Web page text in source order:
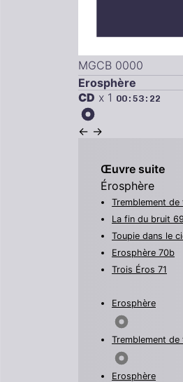
MGCB 0000
Erosphère
CD x 1 00:53:22
← →
Œuvre suite
Érosphère
Tremblement
La fin du bruit 69
Toupie dans le
Erosphère 70b
Trois Éros 71
Erosphère
Tremblement
Erosphère